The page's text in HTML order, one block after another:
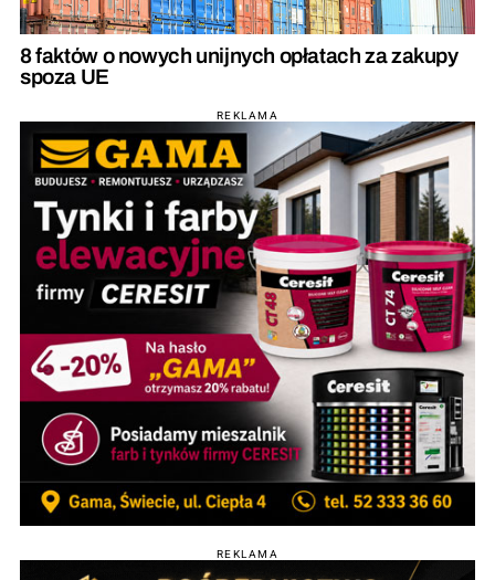
8 faktów o nowych unijnych opłatach za zakupy
spoza UE
REKLAMA
REKLAMA